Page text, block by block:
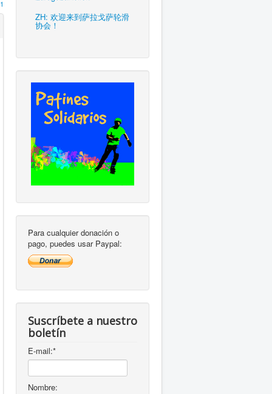
ZH: 欢迎来到萨拉戈萨轮滑
协会！
Para cualquier donación o
pago, puedes usar Paypal:
Suscríbete a nuestro
boletín
E-mail:*
Nombre: